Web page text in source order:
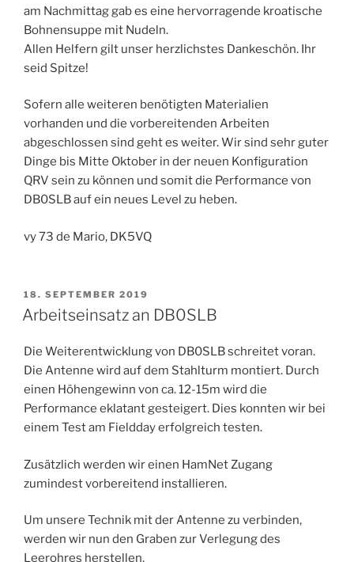
am Nachmittag gab es eine hervorragende kroatische
Bohnensuppe mit Nudeln.
Allen Helfern gilt unser herzlichstes Dankeschön. Ihr
seid Spitze!
Sofern alle weiteren benötigten Materialien
vorhanden und die vorbereitenden Arbeiten
abgeschlossen sind geht es weiter. Wir sind sehr guter
Dinge bis Mitte Oktober in der neuen Konfiguration
QRV sein zu können und somit die Performance von
DB0SLB auf ein neues Level zu heben.
vy 73 de Mario, DK5VQ
VERÖFFENTLICHT
AM
18. SEPTEMBER 2019
Arbeitseinsatz an DB0SLB
Die Weiterentwicklung von DB0SLB schreitet voran.
Die Antenne wird auf dem Stahlturm montiert. Durch
einen Höhengewinn von ca. 12-15m wird die
Performance eklatant gesteigert. Dies konnten wir bei
einem Test am Fieldday erfolgreich testen.
Zusätzlich werden wir einen HamNet Zugang
zumindest vorbereitend installieren.
Um unsere Technik mit der Antenne zu verbinden,
werden wir nun den Graben zur Verlegung des
Leerohres herstellen.